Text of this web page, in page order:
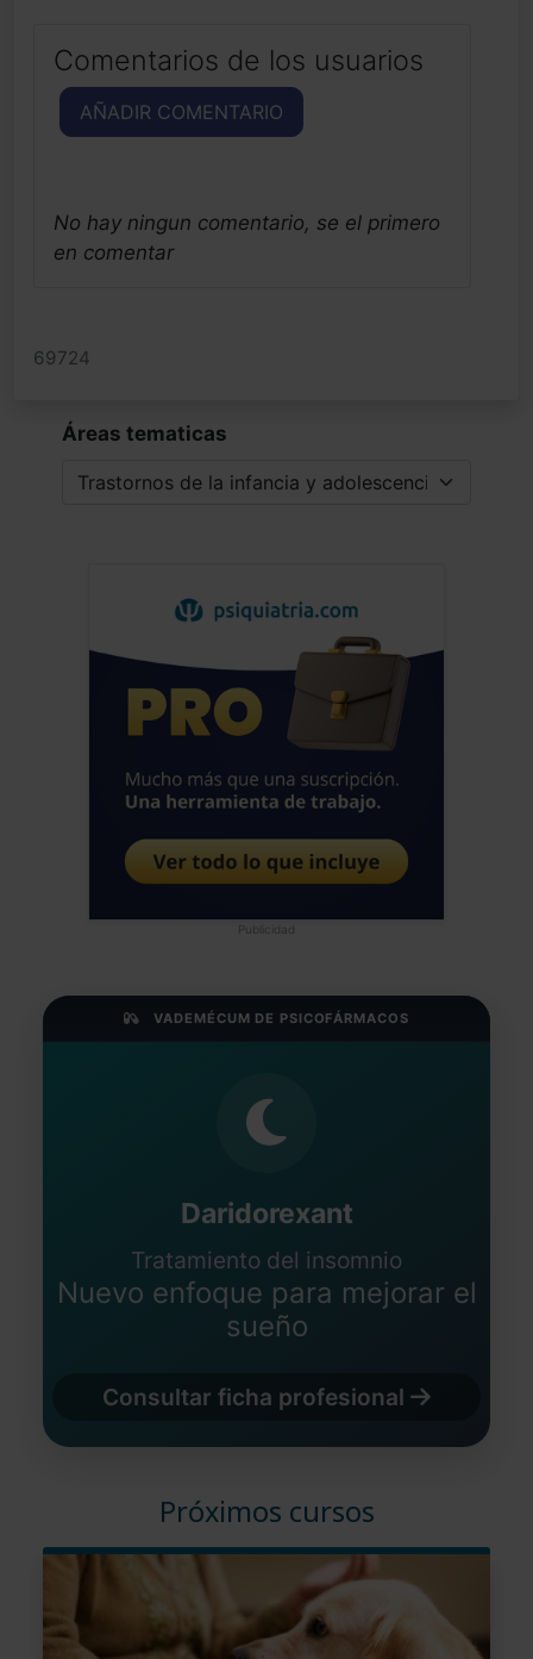
Comentarios de los usuarios
AÑADIR COMENTARIO
No hay ningun comentario, se el primero
en comentar
69724
Áreas tematicas
Publicidad
VADEMÉCUM DE PSICOFÁRMACOS
Daridorexant
Tratamiento del insomnio
Nuevo enfoque para mejorar el
sueño
Consultar ficha profesional
Próximos cursos